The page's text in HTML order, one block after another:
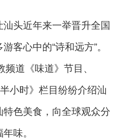
汕头近年来一举晋升全国
客心中的“诗和远方”。
道《味道》节目、
小时》栏目纷纷介绍汕
色美食，向全球观众分
味。